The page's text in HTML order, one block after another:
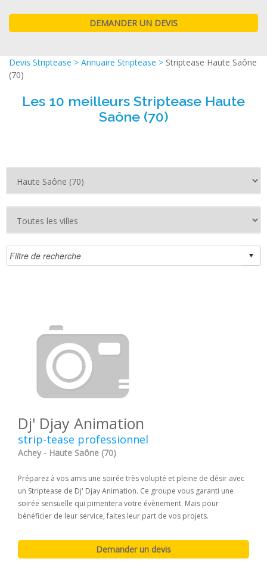
Devis Striptease > Annuaire Striptease > Striptease Haute Saône
(70)
Les 10 meilleurs Striptease Haute
Saône (70)
Dj' Djay Animation
strip-tease professionnel
Achey - Haute Saône (70)
Préparez à vos amis une soirée très volupté et pleine de désir avec
un Striptease de Dj' Djay Animation. Ce groupe vous garanti une
soirée sensuelle qui pimentera votre évènement. Mais pour
bénéficier de leur service, faites leur part de vos projets.